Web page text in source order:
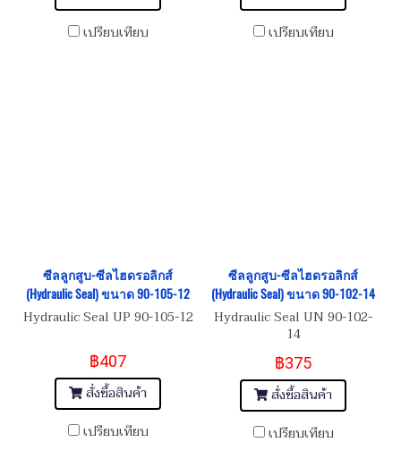
เปรียบเทียบ
เปรียบเทียบ
ซีลลูกสูบ-ซีลไฮดรอลิกส์
(Hydraulic Seal) ขนาด 90-105-12
Hydraulic Seal UP 90-105-12
฿407
สั่งซื้อสินค้า
เปรียบเทียบ
ซีลลูกสูบ-ซีลไฮดรอลิกส์
(Hydraulic Seal) ขนาด 90-102-14
Hydraulic Seal UN 90-102-
14
฿375
สั่งซื้อสินค้า
เปรียบเทียบ